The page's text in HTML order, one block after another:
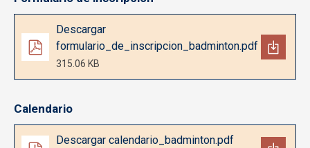
Documento
Descargar
formulario_de_inscripcion_badminton.pdf
315.06 KB
Calendario
Documento
Descargar calendario_badminton.pdf